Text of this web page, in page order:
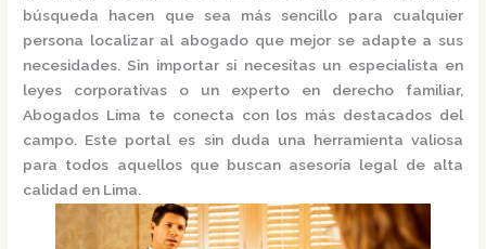
búsqueda hacen que sea más sencillo para cualquier
persona localizar al abogado que mejor se adapte a sus
necesidades. Sin importar si necesitas un especialista en
leyes corporativas o un experto en derecho familiar,
Abogados Lima te conecta con los más destacados del
campo. Este portal es sin duda una herramienta valiosa
para todos aquellos que buscan asesoría legal de alta
calidad en Lima.